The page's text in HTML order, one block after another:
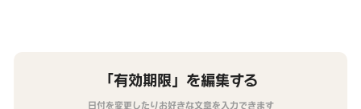
「有効期限」を編集する
日付を変更したりお好きな文章を入力できます